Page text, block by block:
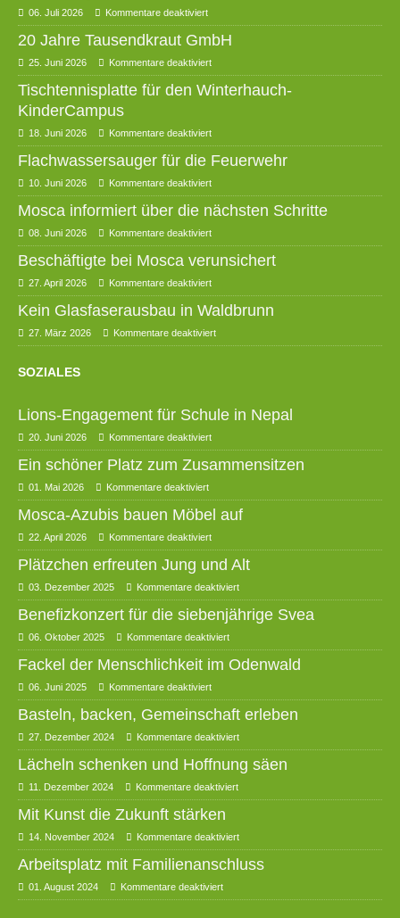
06. Juli 2026 Kommentare deaktiviert
20 Jahre Tausendkraut GmbH
25. Juni 2026 Kommentare deaktiviert
Tischtennisplatte für den Winterhauch-
KinderCampus
18. Juni 2026 Kommentare deaktiviert
Flachwassersauger für die Feuerwehr
10. Juni 2026 Kommentare deaktiviert
Mosca informiert über die nächsten Schritte
08. Juni 2026 Kommentare deaktiviert
Beschäftigte bei Mosca verunsichert
27. April 2026 Kommentare deaktiviert
Kein Glasfaserausbau in Waldbrunn
27. März 2026 Kommentare deaktiviert
SOZIALES
Lions-Engagement für Schule in Nepal
20. Juni 2026 Kommentare deaktiviert
Ein schöner Platz zum Zusammensitzen
01. Mai 2026 Kommentare deaktiviert
Mosca-Azubis bauen Möbel auf
22. April 2026 Kommentare deaktiviert
Plätzchen erfreuten Jung und Alt
03. Dezember 2025 Kommentare deaktiviert
Benefizkonzert für die siebenjährige Svea
06. Oktober 2025 Kommentare deaktiviert
Fackel der Menschlichkeit im Odenwald
06. Juni 2025 Kommentare deaktiviert
Basteln, backen, Gemeinschaft erleben
27. Dezember 2024 Kommentare deaktiviert
Lächeln schenken und Hoffnung säen
11. Dezember 2024 Kommentare deaktiviert
Mit Kunst die Zukunft stärken
14. November 2024 Kommentare deaktiviert
Arbeitsplatz mit Familienanschluss
01. August 2024 Kommentare deaktiviert